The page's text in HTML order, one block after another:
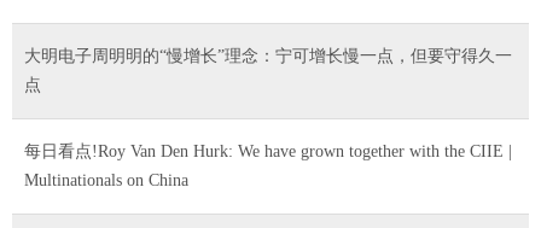
大明电子周明明的“慢增长”理念：宁可增长慢一点，但要守得久一
点
每日看点!Roy Van Den Hurk: We have grown together with the CIIE |
Multinationals on China